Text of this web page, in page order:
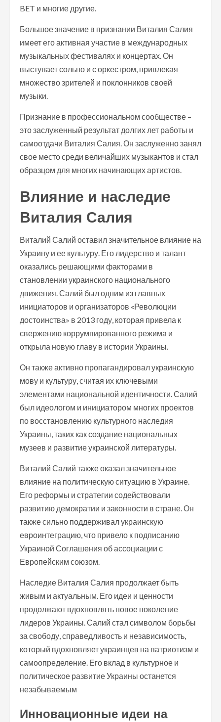
BET и многие другие.
Большое значение в признании Виталия Салия
имеет его активная участие в международных
музыкальных фестивалях и концертах. Он
выступает сольно и с оркестром, привлекая
множество зрителей и поклонников своей
музыки.
Признание в профессиональном сообществе –
это заслуженный результат долгих лет работы и
самоотдачи Виталия Салия. Он заслуженно занял
свое место среди величайших музыкантов и стал
образцом для многих начинающих артистов.
Влияние и наследие
Виталия Салия
Виталий Салий оставил значительное влияние на
Украину и ее культуру. Его лидерство и талант
оказались решающими факторами в
становлении украинского национального
движения. Салий был одним из главных
инициаторов и организаторов «Революции
достоинства» в 2013 году, которая привела к
свержению коррумпированного режима и
открыла новую главу в истории Украины.
Он также активно пропагандировал украинскую
мову и культуру, считая их ключевыми
элементами национальной идентичности. Салий
был идеологом и инициатором многих проектов
по восстановлению культурного наследия
Украины, таких как создание национальных
музеев и развитие украинской литературы.
Виталий Салий также оказал значительное
влияние на политическую ситуацию в Украине.
Его реформы и стратегии содействовали
развитию демократии и законности в стране. Он
также сильно поддерживал украинскую
евроинтеграцию, что привело к подписанию
Украиной Соглашения об ассоциации с
Европейским союзом.
Наследие Виталия Салия продолжает быть
живым и актуальным. Его идеи и ценности
продолжают вдохновлять новое поколение
лидеров Украины. Салий стал символом борьбы
за свободу, справедливость и независимость,
который вдохновляет украинцев на патриотизм и
самоопределение. Его вклад в культурное и
политическое развитие Украины останется
незабываемым
Инновационные идеи на